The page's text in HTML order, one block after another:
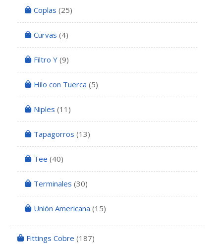
Coplas (25)
Curvas (4)
Filtro Y (9)
Hilo con Tuerca (5)
Niples (11)
Tapagorros (13)
Tee (40)
Terminales (30)
Unión Americana (15)
Fittings Cobre (187)